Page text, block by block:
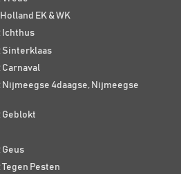
EK & WK
Ichthus
Sinterklaas
4daagse, Nijmeegse
Geblokt
Pesten